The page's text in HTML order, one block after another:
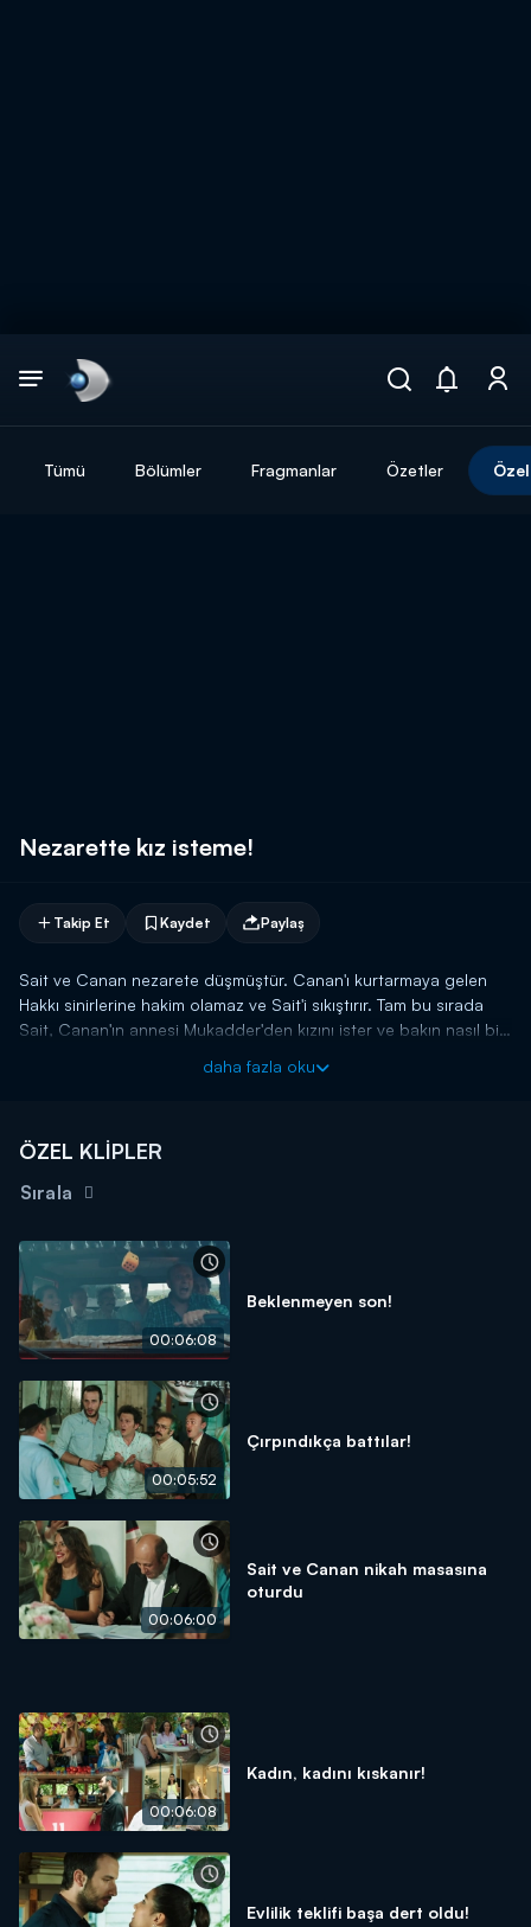
Tümü Bölümler Fragmanlar Özetler
Nezarette kız isteme!
Takip Et Kaydet Paylaş
Sait ve Canan nezarete düşmüştür. Canan'ı kurtarmaya gelen
Hakkı sinirlerine hakim olamaz ve Sait'i sıkıştırır. Tam bu sırada
Sait, Canan'ın annesi Mukadder'den kızını ister ve bakın nasıl bir
daha fazla oku
ÖZEL KLİPLER
Sırala
00:06:08
Beklenmeyen son!
00:05:52
Çırpındıkça battılar!
00:06:00
Sait ve Canan nikah masasına
oturdu
00:06:08
Kadın, kadını kıskanır!
Evlilik teklifi başa dert oldu!